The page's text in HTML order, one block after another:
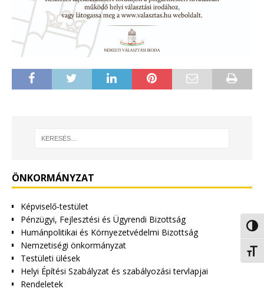
ÖNKORMÁNYZAT
Képviselő-testület
Pénzügyi, Fejlesztési és Ügyrendi Bizottság
Humánpolitikai és Környezetvédelmi Bizottság
Nemzetiségi önkormányzat
Testületi ülések
Helyi Építési Szabályzat és szabályozási tervlapjai
Rendeletek